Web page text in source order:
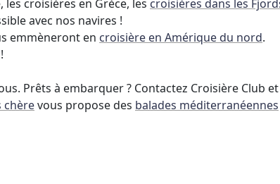
croisières en Grèce, les croisières dans les
avec nos navires !
emmèneront en croisière en Amérique du nord.
Prêts à embarquer ? Contactez Croisière Club
chèrevous propose des balades méditerranéennes